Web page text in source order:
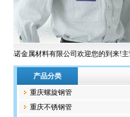
重庆锦诺金属材料有限公司欢迎您的到
产品分类
重庆螺旋钢管
重庆不锈钢管